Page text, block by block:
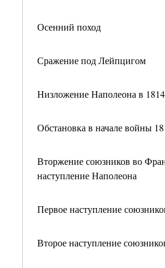
Осенний поход
Сражение под Лейпцигом
Низложение Наполеона в
Обстановка в начале войны
Вторжение союзников во
наступление Наполеона
Первое наступление
Второе наступление